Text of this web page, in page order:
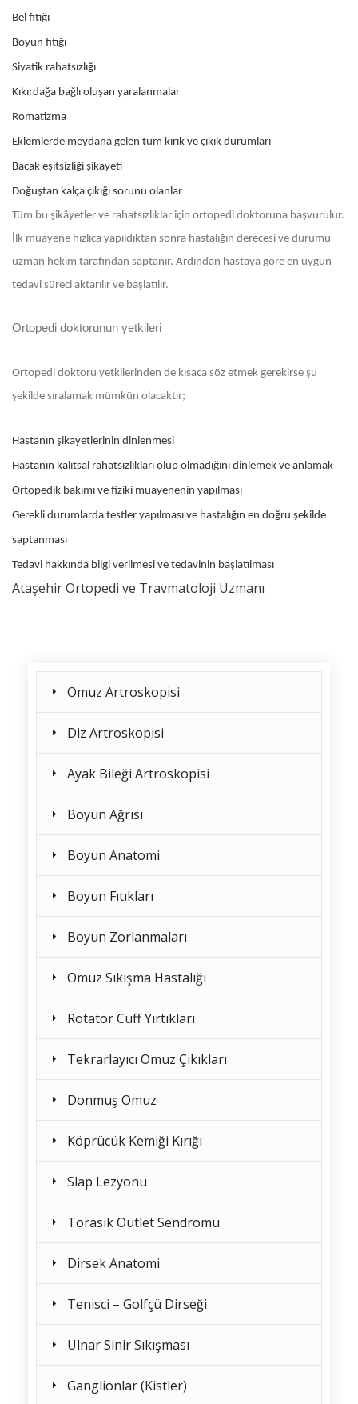
Bel fıtığı
Boyun fıtığı
Siyatik rahatsızlığı
Kıkırdağa bağlı oluşan yaralanmalar
Romatizma
Eklemlerde meydana gelen tüm kırık ve çıkık durumları
Bacak eşitsizliği şikayeti
Doğuştan kalça çıkığı sorunu olanlar
Tüm bu şikâyetler ve rahatsızlıklar için ortopedi doktoruna başvurulur.
İlk muayene hızlıca yapıldıktan sonra hastalığın derecesi ve durumu
uzman hekim tarafından saptanır. Ardından hastaya göre en uygun
tedavi süreci aktarılır ve başlatılır.
Ortopedi doktorunun yetkileri
Ortopedi doktoru yetkilerinden de kısaca söz etmek gerekirse şu
şekilde sıralamak mümkün olacaktır;
Hastanın şikayetlerinin dinlenmesi
Hastanın kalıtsal rahatsızlıkları olup olmadığını dinlemek ve anlamak
Ortopedik bakımı ve fiziki muayenenin yapılması
Gerekli durumlarda testler yapılması ve hastalığın en doğru şekilde
saptanması
Tedavi hakkında bilgi verilmesi ve tedavinin başlatılması
Ataşehir Ortopedi ve Travmatoloji Uzmanı
Omuz Artroskopisi
Diz Artroskopisi
Ayak Bileği Artroskopisi
Boyun Ağrısı
Boyun Anatomi
Boyun Fıtıkları
Boyun Zorlanmaları
Omuz Sıkışma Hastalığı
Rotator Cuff Yırtıkları
Tekrarlayıcı Omuz Çıkıkları
Donmuş Omuz
Köprücük Kemiği Kırığı
Slap Lezyonu
Torasik Outlet Sendromu
Dirsek Anatomi
Tenisci – Golfçü Dirseği
Ulnar Sinir Sıkışması
Ganglionlar (Kistler)